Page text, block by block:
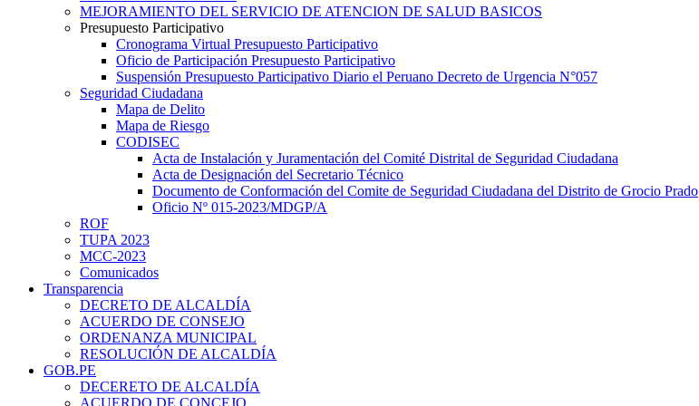
MEJORAMIENTO DEL SERVICIO DE ATENCION DE SALUD BASICOS
Presupuesto Participativo
Cronograma Virtual Presupuesto Participativo
Oficio de Participación Presupuesto Participativo
Suspensión Presupuesto Participativo Diario el Peruano Decreto de Urgencia N°057
Seguridad Ciudadana
Mapa de Delito
Mapa de Riesgo
CODISEC
Acta de Instalación y Juramentación del Comité Distrital de Seguridad Ciudadana
Acta de Designación del Secretario Técnico
Documento de Conformación del Comite de Seguridad Ciudadana del Distrito de Grocio Prado
Oficio Nº 015-2023/MDGP/A
ROF
TUPA 2023
MCC-2023
Comunicados
Transparencia
DECRETO DE ALCALDÍA
ACUERDO DE CONSEJO
ORDENANZA MUNICIPAL
RESOLUCIÓN DE ALCALDÍA
GOB.PE
DECERETO DE ALCALDÍA
ACUERDO DE CONCEJO